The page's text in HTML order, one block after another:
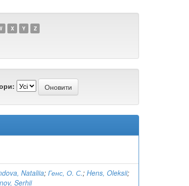
X Y Z
Nataliia; Генс, О. С.; Hens, Oleksii;
Serhii